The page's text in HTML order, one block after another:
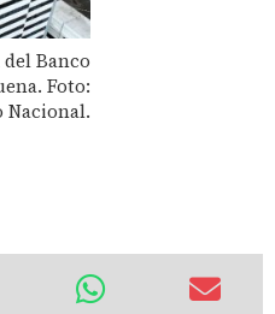
Banco
Foto:
Nacional.